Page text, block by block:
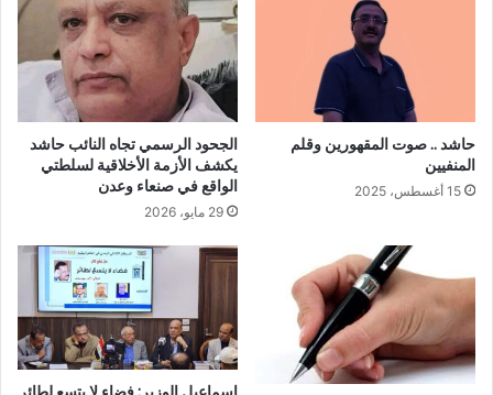
حاشد .. صوت المقهورين وقلم
المنفيين
15 أغسطس، 2025
الجحود الرسمي تجاه النائب حاشد
يكشف الأزمة الأخلاقية لسلطتي
الواقع في صنعاء وعدن
29 مايو، 2026